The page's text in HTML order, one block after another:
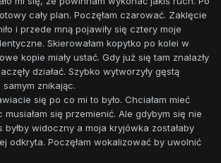
cały plan. Poczęłam czarować. Zaklęcie
i przede mną pojawiły się cztery moje
Skierowałam kopytko po kolei w
kopie miały ustać. Gdy już się tam znalazły
działać. Szybko wytworzyły gęstą
samym znikając.
się po co mi to było. Chciałam mieć
się przemienić. Ale gdybym się nie
byłby widoczny a moja kryjówka zostałaby
odkryta. Poczęłam wokalizować by uwolnić